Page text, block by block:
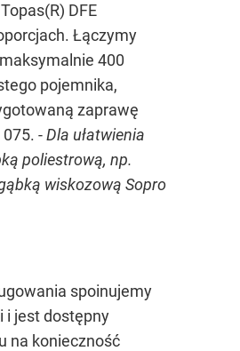
DFE
Łączymy
400
pojemnika,
zaprawę
-Dla ułatwienia
poliestrową, np.
wiskozową Sopro
spoinujemy
i jest dostępny
na konieczność